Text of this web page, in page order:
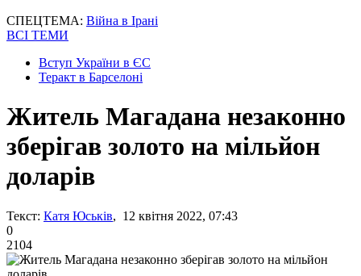
СПЕЦТЕМА: Війна в Ірані
ВСІ ТЕМИ
Вступ України в ЄС
Теракт в Барселоні
Житель Магадана незаконно
зберігав золото на мільйон
доларів
Текст: Катя Юськів, 12 квітня 2022, 07:43
0
2104